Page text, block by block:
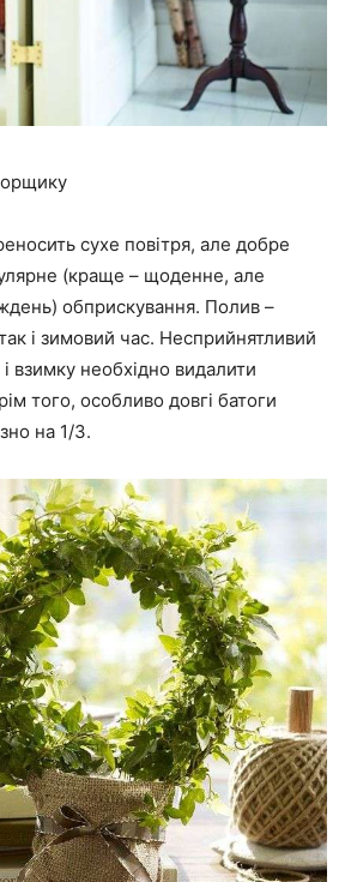
сухе повітря, але добре
(краще – щоденне, але
обприскування. Полив –
і зимовий час. Несприйнятливий
взимку необхідно видалити
того, особливо довгі батоги
на 1/3.